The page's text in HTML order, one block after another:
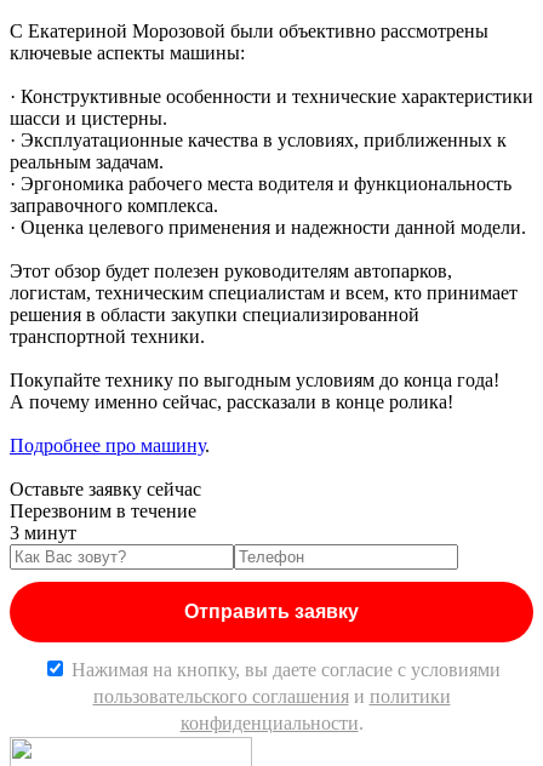
С Екатериной Морозовой были объективно рассмотрены
ключевые аспекты машины:
· Конструктивные особенности и технические характеристики
шасси и цистерны.
· Эксплуатационные качества в условиях, приближенных к
реальным задачам.
· Эргономика рабочего места водителя и функциональность
заправочного комплекса.
· Оценка целевого применения и надежности данной модели.
Этот обзор будет полезен руководителям автопарков,
логистам, техническим специалистам и всем, кто принимает
решения в области закупки специализированной
транспортной техники.
Покупайте технику по выгодным условиям до конца года!
А почему именно сейчас, рассказали в конце ролика!
Подробнее про машину.
Оставьте заявку сейчас
Перезвоним в течение
3 минут
Нажимая на кнопку, вы даете согласие c условиями
пользовательского соглашенияи политики
конфиденциальности.